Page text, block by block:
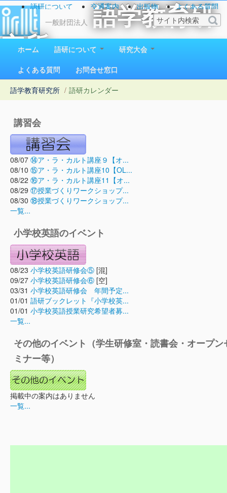
一般財団法人
語学教育研
究所
1923（大正12）年創立
語研について 交通案内 出版物
よくある質問
お問い合わせ
ホーム 語研について
研究大会
よくある質問
お問合せ窓口
語学教育研究所 / 語研カレンダー
講習会
08/07 ⑭ア・ラ・カルト講座９【オ...
08/10 ⑮ア・ラ・カルト講座10【OL...
08/22 ⑯ア・ラ・カルト講座11【オ...
08/29 ⑰授業づくりワークショップ...
08/30 ⑱授業づくりワークショップ...
一覧...
小学校英語のイベント
08/23 小学校英語研修会⑤ [混]
09/27 小学校英語研修会⑥ [空]
03/31 小学校英語研修会 年間予定...
01/01 語研ブックレット『小学校英...
01/01 小学校英語授業研究希望者募...
一覧...
その他のイベント（学生研修室・読書会・オープン
ミナー等）
掲載中の案内はありません
一覧...